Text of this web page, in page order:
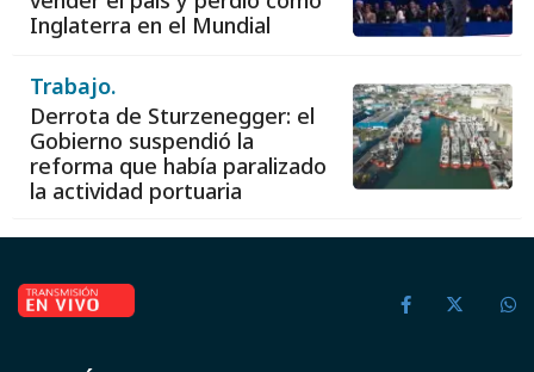
Trabajo.
Derrota de Sturzenegger: el
Gobierno suspendió la
reforma que había paralizado
la actividad portuaria